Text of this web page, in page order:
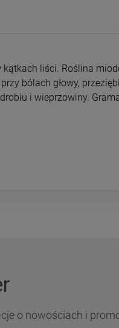
liści. Roślina
bólach głowy,
i wieprzowiny.
o nowościach i